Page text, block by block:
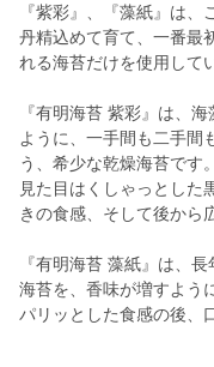
『紫彩』、『藻紙』は、
丹精込めて育て、一番最
れる海苔だけを使用して
『有明海苔 紫彩』は、
ように、一手間も二手間
う、希少な乾燥海苔です。
見た目はくしゃっとした
きの食感、そして後から
『有明海苔 藻紙』は、
海苔を、香味が増すよう
パリッとした食感の後、